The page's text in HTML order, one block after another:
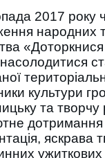
2017 року
народних
культури
та творчу
дотримання
яскрава
ужиткових